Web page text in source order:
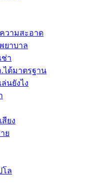
วามสะอาด
ยาบาล
ช่า
ได้มาตรฐาน
นยังไง
สียง
ย
โล